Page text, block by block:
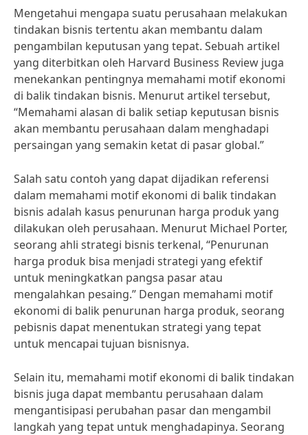
Mengetahui mengapa suatu perusahaan melakukan
tindakan bisnis tertentu akan membantu dalam
pengambilan keputusan yang tepat. Sebuah artikel
yang diterbitkan oleh Harvard Business Review juga
menekankan pentingnya memahami motif ekonomi
di balik tindakan bisnis. Menurut artikel tersebut,
“Memahami alasan di balik setiap keputusan bisnis
akan membantu perusahaan dalam menghadapi
persaingan yang semakin ketat di pasar global.”
Salah satu contoh yang dapat dijadikan referensi
dalam memahami motif ekonomi di balik tindakan
bisnis adalah kasus penurunan harga produk yang
dilakukan oleh perusahaan. Menurut Michael Porter,
seorang ahli strategi bisnis terkenal, “Penurunan
harga produk bisa menjadi strategi yang efektif
untuk meningkatkan pangsa pasar atau
mengalahkan pesaing.” Dengan memahami motif
ekonomi di balik penurunan harga produk, seorang
pebisnis dapat menentukan strategi yang tepat
untuk mencapai tujuan bisnisnya.
Selain itu, memahami motif ekonomi di balik tindakan
bisnis juga dapat membantu perusahaan dalam
mengantisipasi perubahan pasar dan mengambil
langkah yang tepat untuk menghadapinya. Seorang